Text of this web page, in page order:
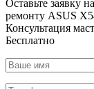
Оставьте заявку на
ремонту ASUS
Консультация
Бесплатно